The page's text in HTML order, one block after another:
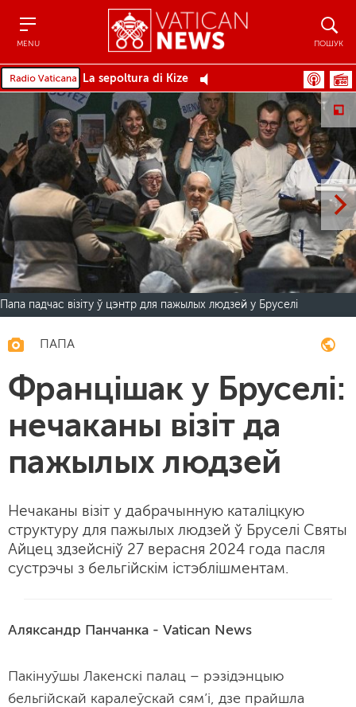
MENU ПОШУК
La sepoltura di Kize
Папа падчас візіту ў цэнтр для пажылых людзей у Бруселі
ПАПА
Францішак у Бруселі:
нечаканы візіт да
пажылых людзей
Нечаканы візіт у дабрачынную каталіцкую
структуру для пажылых людзей ў Бруселі Святы
Айцец здзейсніў 27 верасня 2024 года пасля
сустрэчы з бельгійскім істэблішментам.
Аляксандр Панчанка - Vatican News
Пакінуўшы Лакенскі палац – рэзідэнцыю
бельгійскай каралеўскай сям’і, дзе прайшла